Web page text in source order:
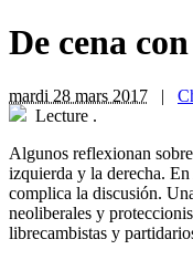
De cena
mardi 28 mars 2017 |
Lecture .
Algunos reflexionan
izquierda y la derecha.
complica la discusión.
neoliberales y
librecambistas y